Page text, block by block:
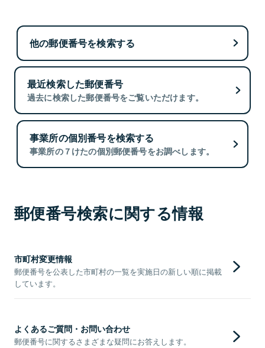
他の郵便番号を検索する
最近検索した郵便番号
過去に検索した郵便番号をご覧いただけます。
事業所の個別番号を検索する
事業所の７けたの個別郵便番号をお調べします。
郵便番号検索に関する情報
市町村変更情報
郵便番号を公表した市町村の一覧を実施日の新しい順に掲載
しています。
よくあるご質問・お問い合わせ
郵便番号に関するさまざまな疑問にお答えします。